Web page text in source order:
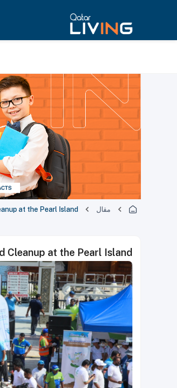
مقال at the Pearl Island
Cleanup at the Pearl Island